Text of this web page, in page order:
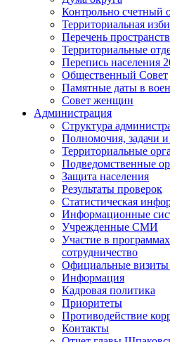
Контрольно счетный
Территориальная
Перечень
Территориальные
Перепись населения
Общественный Совет
Памятные даты в
Совет женщин
Администрация
Структура
Полномочия, задачи
Территориальные
Подведомственные
Защита населения
Результаты проверок
Статистическая
Информационные
Учрежденные СМИ
Участие в
сотрудничество
Официальные визиты
Информация
Кадровая политика
Приоритеты
Противодействие
Контакты